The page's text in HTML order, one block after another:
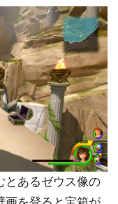
とあるゼウス像の